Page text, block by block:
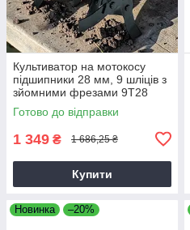
Культиватор на мотокосу
підшипники 28 мм, 9 шліців з
зйомними фрезами 9T28
Готово до відправки
1 349 ₴ 1 686,25 ₴
Купити
Новинка –20%